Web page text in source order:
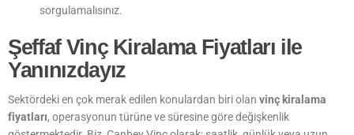
sorgulamalısınız.
Şeffaf Vinç Kiralama Fiyatları ile
Yanınızdayız
Sektördeki en çok merak edilen konulardan biri olan vinç kiralama
fiyatları, operasyonun türüne ve süresine göre değişkenlik